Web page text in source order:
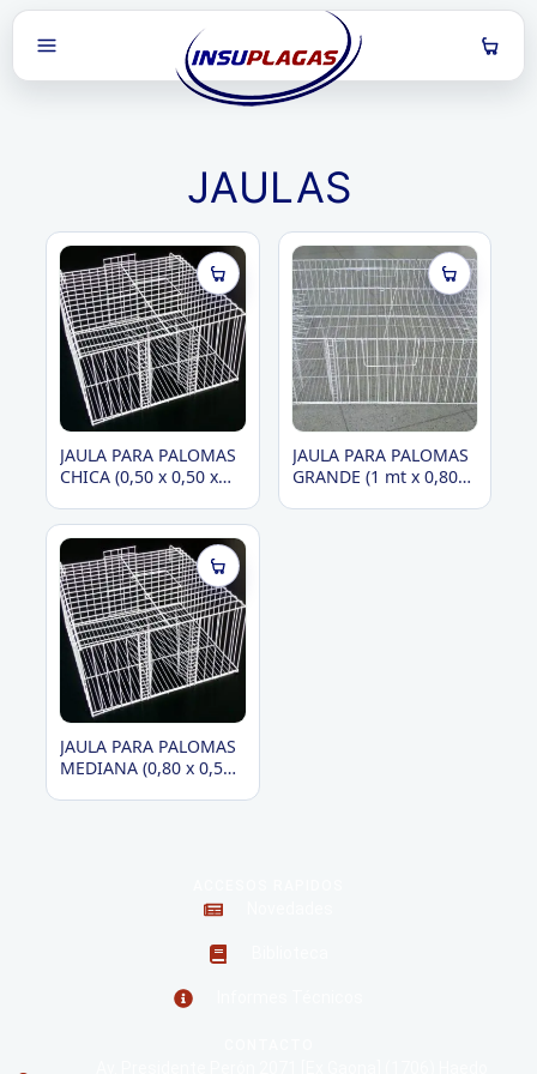
JAULAS
JAULA PARA PALOMAS
CHICA (0,50 x 0,50 x
JAULA PARA PALOMAS
GRANDE (1 mt x 0,80
JAULA PARA PALOMAS
MEDIANA (0,80 x 0,50
Back
Catálogo
Por categorías
Por laboratorios
Back
Capacitaciones
Próximas
Realizadas
Back
Contenido
Informes Técnicos
Biblioteca
Latamplagas
Back
Videos
Alacranes
Chinches de la cama
Mosquitos
Roedores